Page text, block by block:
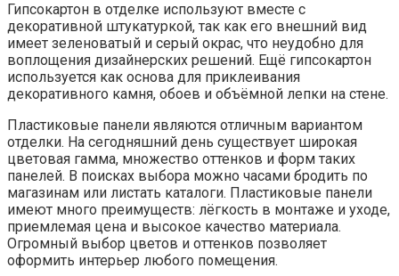
Гипсокартон в отделке используют вместе с
декоративной штукатуркой, так как его внешний вид
имеет зеленоватый и серый окрас, что неудобно для
воплощения дизайнерских решений. Ещё гипсокартон
используется как основа для приклеивания
декоративного камня, обоев и объёмной лепки на стене.
Пластиковые панели являются отличным вариантом
отделки. На сегодняшний день существует широкая
цветовая гамма, множество оттенков и форм таких
панелей. В поисках выбора можно часами бродить по
магазинам или листать каталоги. Пластиковые панели
имеют много преимуществ: лёгкость в монтаже и уходе,
приемлемая цена и высокое качество материала.
Огромный выбор цветов и оттенков позволяет
оформить интерьер любого помещения.